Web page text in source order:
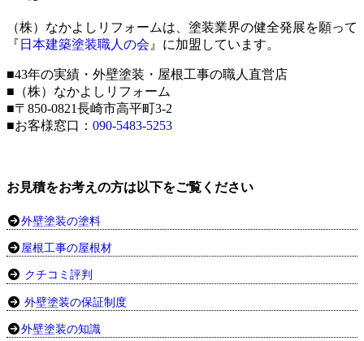
（株）なかよしリフォームは、塗装業界の健全発展を願って
『 日本建築塗装職人の会 』に加盟しています。
■43年の実績・外壁塗装・屋根工事の職人直営店
■（株）なかよしリフォーム
■〒850-0821長崎市高平町3-2
■お客様窓口： 090-5483-5253
お見積をお考えの方は以下をご覧ください
外壁塗装の塗料
屋根工事の屋根材
クチコミ評判
外壁塗装の保証制度
外壁塗装の知識